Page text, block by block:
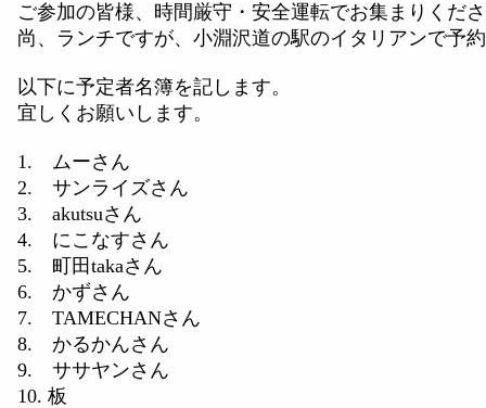
ご参加の皆様、時間厳守・安全運転でお集まりくだ
尚、ランチですが、小淵沢道の駅のイタリアンで予
以下に予定者名簿を記します。
宜しくお願いします。
1. ムーさん
2. サンライズさん
3. akutsuさん
4. にこなすさん
5. 町田takaさん
6. かずさん
7. TAMECHANさん
8. かるかんさん
9. ササヤンさん
10. 板